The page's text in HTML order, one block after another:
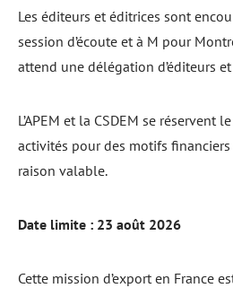
Les éditeurs et éditrices sont
session d’écoute et à M pour
attend une délégation d’éditeurs
L’APEM et la CSDEM se réservent
activités pour des motifs
raison valable.
Date limite : 23 août 2026
Cette mission d’export en France